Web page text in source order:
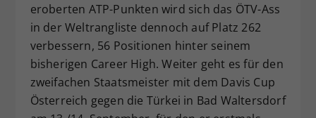
eroberten ATP-Punkten wird sich das ÖTV-Ass
in der Weltrangliste dennoch auf Platz 262
verbessern, 56 Positionen hinter seinem
bisherigen Career High. Weiter geht es für den
zweifachen Staatsmeister mit dem Davis Cup
Österreich gegen die Türkei in Bad Waltersdorf